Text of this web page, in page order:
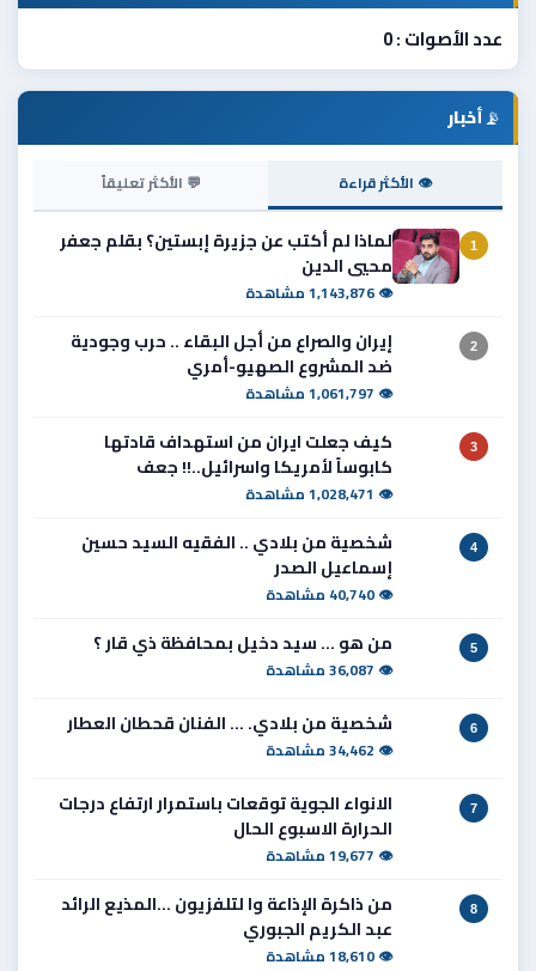
عدد الأصوات : 0
📡أخبار
👁 الأكثر قراءة 💬 الأكثر تعليقاً
1
لماذا لم أكتب عن جزيرة إبستين؟ بقلم جعفر
محيي الدين
👁 1,143,876 مشاهدة
2
إيران والصراع من أجل البقاء .. حرب وجودية
ضد المشروع الصهيو-أمري
👁 1,061,797 مشاهدة
3
كيف جعلت ايران من استهداف قادتها
كابوساً لأمريكا واسرائيل..!! جعف
👁 1,028,471 مشاهدة
4
شخصية من بلادي .. الفقيه السيد حسين
إسماعيل الصدر
👁 40,740 مشاهدة
5 من هو ... سيد دخيل بمحافظة ذي قار ؟
👁 36,087 مشاهدة
6 شخصية من بلادي. ... الفنان قحطان العطار
👁 34,462 مشاهدة
7
الانواء الجوية توقعات باستمرار ارتفاع درجات
الحرارة الاسبوع الحال
👁 19,677 مشاهدة
8
من ذاكرة الإذاعة وا لتلفزيون ...المذيع الرائد
عبد الكريم الجبوري
👁 18,610 مشاهدة